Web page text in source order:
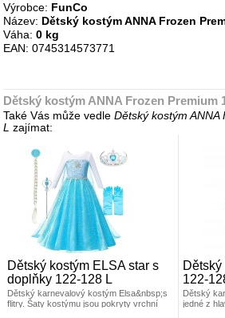
Výrobce: FunCo
Název: Dětský kostým ANNA Frozen
Váha:0 kg
EAN: 0745314573771
Dětský kostým ANNA Frozen Premium
Také Vás může vedleDětský kostým
L zajímat:
Dětský kostým ELSA star s
doplňky 122-128 L
Dětský karnevalový kostým Elsa&nbsp;s
flitry. Šaty kostýmu jsou pokryty vrchní
122-
Dětský
jedné z